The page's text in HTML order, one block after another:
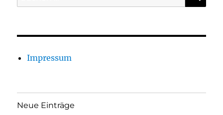
nach:
Impressum
Neue Einträge